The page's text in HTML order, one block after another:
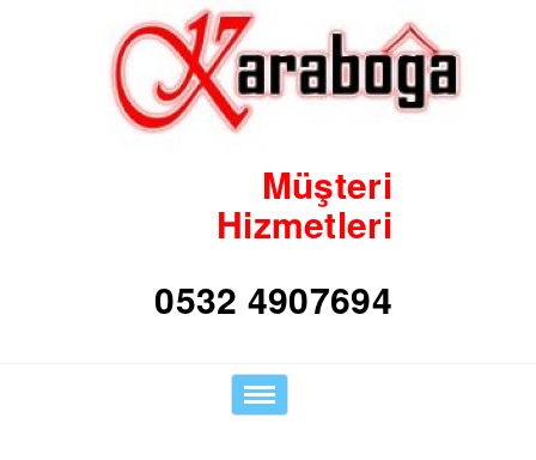
Müşteri
Hizmetleri
0532 4907694
Toggle
navigation